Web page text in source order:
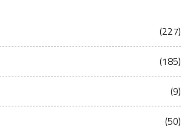
(227)
(185)
(9)
(50)